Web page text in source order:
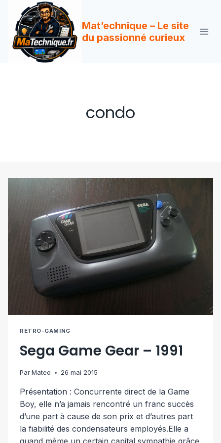
contenu
Mat’echnique – Le site
du passionné curieux
condo
RETRO-GAMING
Sega Game Gear – 1991
Par Mateo 26 mai 2015
Présentation : Concurrente direct de la Game
Boy, elle n’a jamais rencontré un franc succès
d’une part à cause de son prix et d’autres part
la fiabilité des condensateurs employés.Elle a